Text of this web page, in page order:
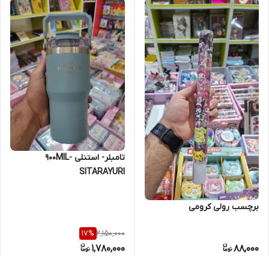
برچسب رولی کرومی
88,000
تامبلر- استنلی -900MIL
SITARAYURI
2,150,000
17%
1,780,000